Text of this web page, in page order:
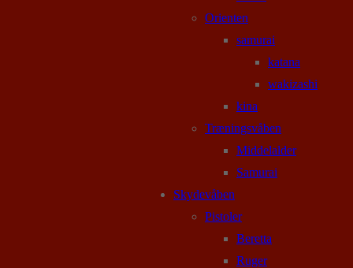
Orienten
samurai
katana
wakizashi
kina
Træningsvåben
Middelalder
Samurai
Skydevåben
Pistoler
Beretta
Ruger